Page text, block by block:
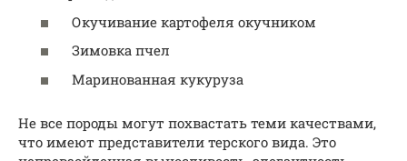
Окучивание картофеля окучником
Зимовка пчел
Маринованная кукуруза
Не все породы могут похвастать теми качествами,
что имеют представители терского вида. Это